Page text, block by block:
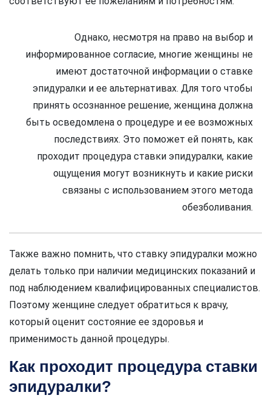
Однако, несмотря на право на выбор и
информированное согласие, многие женщины не
имеют достаточной информации о ставке
эпидуралки и ее альтернативах. Для того чтобы
принять осознанное решение, женщина должна
быть осведомлена о процедуре и ее возможных
последствиях. Это поможет ей понять, как
проходит процедура ставки эпидуралки, какие
ощущения могут возникнуть и какие риски
связаны с использованием этого метода
обезболивания.
Также важно помнить, что ставку эпидуралки можно
делать только при наличии медицинских показаний и
под наблюдением квалифицированных специалистов.
Поэтому женщине следует обратиться к врачу,
который оценит состояние ее здоровья и
применимость данной процедуры.
Как проходит процедура ставки
эпидуралки?